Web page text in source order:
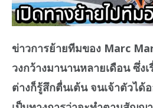
ข่าวการย้ายทีมของ Marc
วงกว้างมานานหลายเดือน ซึ่ง
ต่างก็รู้สึกตื่นเต้น จนเจ้าตัวได้